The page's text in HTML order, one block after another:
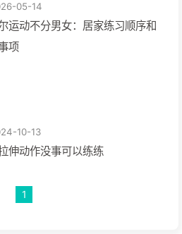
05-14
运动不分男女：居家练习顺序和
项
10-13
伸动作没事可以练练
1